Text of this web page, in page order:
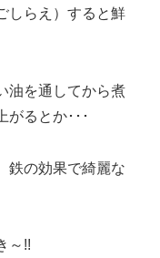
しらえ）すると鮮
油を通してから煮
がるとか･･･
鉄の効果で綺麗な
～!!